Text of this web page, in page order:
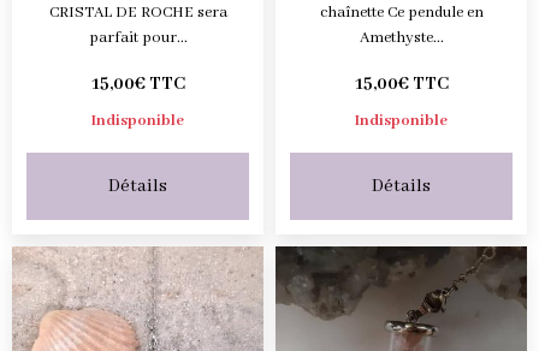
CRISTAL DE ROCHE sera
parfait pour...
15,00€ TTC
Indisponible
Détails
chaînette Ce pendule en
Amethyste...
15,00€ TTC
Indisponible
Détails